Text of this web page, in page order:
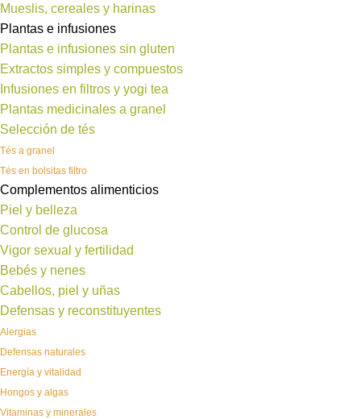
Mueslis, cereales y harinas
Plantas e infusiones
Plantas e infusiones sin gluten
Extractos simples y compuestos
Infusiones en filtros y yogi tea
Plantas medicinales a granel
Selección de tés
Tés a granel
Tés en bolsitas filtro
Complementos alimenticios
Piel y belleza
Control de glucosa
Vigor sexual y fertilidad
Bebés y nenes
Cabellos, piel y uñas
Defensas y reconstituyentes
Alergias
Defensas naturales
Energía y vitalidad
Hongos y algas
Vitaminas y minerales